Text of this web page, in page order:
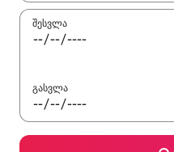
შესვლა
გასვლა